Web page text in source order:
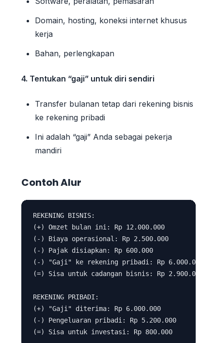
Domain, hosting, koneksi internet khusus
kerja
Bahan, perlengkapan
4. Tentukan “gaji” untuk diri sendiri
Transfer bulanan tetap dari rekening bisnis
ke rekening pribadi
Ini adalah “gaji” Anda sebagai pekerja
mandiri
Contoh Alur
REKENING BISNIS:
(+) Omzet bulan ini: Rp 12.000.000
(-) Biaya operasional: Rp 2.500.000
(-) Pajak disiapkan: Rp 600.000
(-) "Gaji" ke rekening pribadi: Rp 6.000.000
(=) Sisa untuk cadangan bisnis: Rp 2.900.000
REKENING PRIBADI:
(+) "Gaji" diterima: Rp 6.000.000
(-) Pengeluaran pribadi: Rp 5.200.000